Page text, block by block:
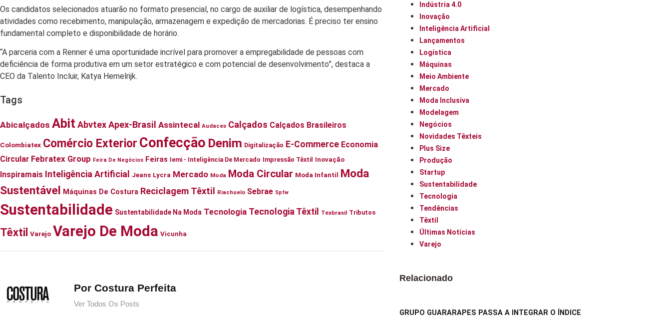
Os candidatos selecionados atuarão no formato presencial, no cargo de auxiliar de logística, desempenhando
atividades como recebimento, manipulação, armazenagem e expedição de mercadorias. É preciso ter ensino
fundamental completo e disponibilidade de horário.
“A parceria com a Renner é uma oportunidade incrível para promover a empregabilidade de pessoas com
deficiência de forma produtiva em um setor estratégico e com potencial de desenvolvimento”, destaca a
CEO da Talento Incluir, Katya Hemelrijk.
Tags
Abicalçados Abit AbvtexApex-Brasil Assintecal Audaces Calçados Calçados Brasileiros
Colombiatex Comércio Exterior Confecção Denim Digitalização E-Commerce Economia
Circular Febratex Group Feira De Negócios Feiras Iemi - Inteligência De Mercado Impressão Têxtil Inovação
Inspiramais Inteligência Artificial Jeans Lycra Mercado Moda Moda Circular Moda Infantil Moda
Sustentável Máquinas De Costura Reciclagem Têxtil Riachuelo Sebrae Spfw
Sustentabilidade Sustentabilidade Na Moda Tecnologia Tecnologia Têxtil Texbrasil Tributos
Têxtil Varejo Varejo De Moda Vicunha
Por Costura Perfeita
Ver Todos Os Posts
Indústria 4.0
Inovação
Inteligência Artificial
Lançamentos
Logística
Máquinas
Meio Ambiente
Mercado
Moda Inclusiva
Modelagem
Negócios
Novidades Têxteis
Plus Size
Produção
Startup
Sustentabilidade
Tecnologia
Tendências
Têxtil
Últimas Notícias
Varejo
Relacionado
GRUPO GUARARAPES PASSA A INTEGRAR O ÍNDICE